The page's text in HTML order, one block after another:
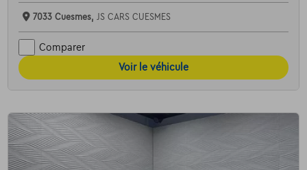
7033 Cuesmes, JS CARS CUESMES
Comparer
Voir le véhicule